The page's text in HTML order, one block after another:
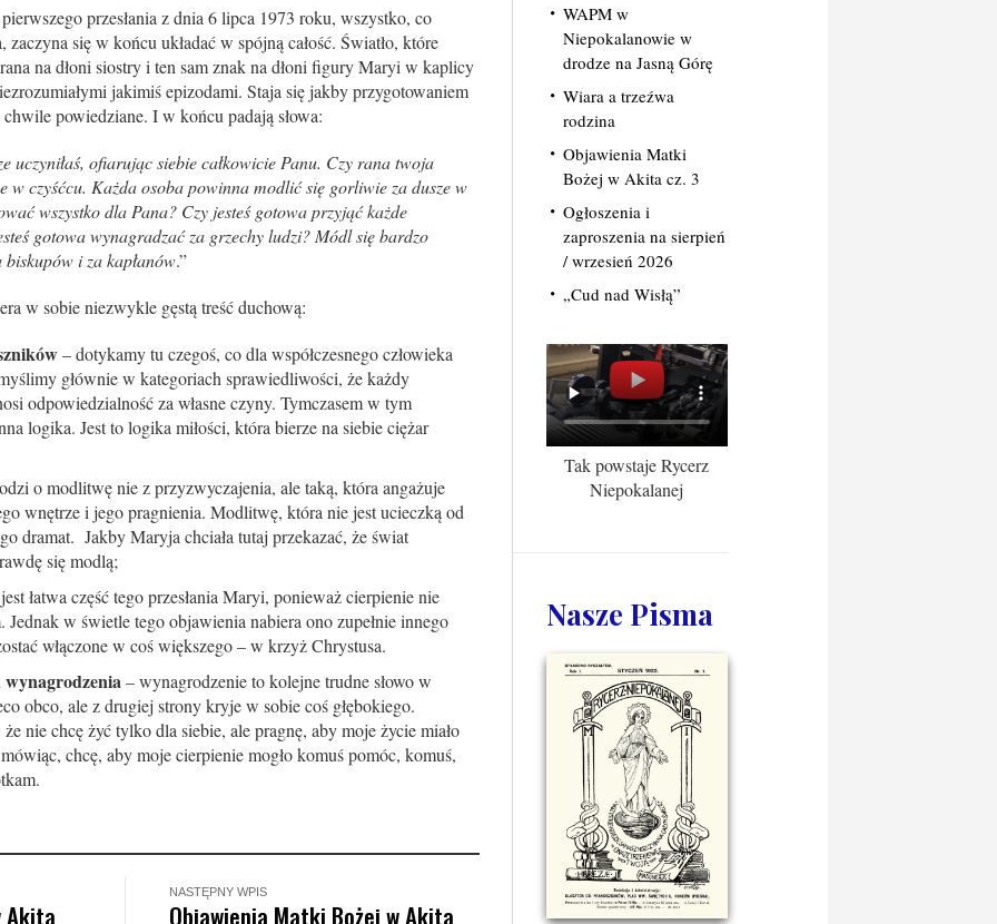
przesłania z dnia 6 lipca 1973 roku, wszystko, co
się w końcu układać w spójną całość. Światło, które
na dłoni siostry i ten sam znak na dłoni figury Maryi w kaplicy
jakimiś epizodami. Staja się jakby przygotowaniem
powiedziane. I w końcu padają słowa:
uczyniłaś, ofiarując siebie całkowicie Panu. Czy rana twoja
w czyśćcu. Każda osoba powinna modlić się gorliwie za dusze w
wszystko dla Pana? Czy jesteś gotowa przyjąć każde
gotowa wynagradzać za grzechy ludzi? Módl się bardzo
i za kapłanów.”
w sobie niezwykle gęstą treść duchową:
– dotykamy tu czegoś, co dla współczesnego człowieka
głównie w kategoriach sprawiedliwości, że każdy
odpowiedzialność za własne czyny. Tymczasem w tym
logika. Jest to logika miłości, która bierze na siebie ciężar
o modlitwę nie z przyzwyczajenia, ale taką, która angażuje
wnętrze i jego pragnienia. Modlitwę, która nie jest ucieczką od
dramat. Jakby Maryja chciała tutaj przekazać, że świat
się modlą;
łatwa część tego przesłania Maryi, ponieważ cierpienie nie
w świetle tego objawienia nabiera ono zupełnie innego
włączone w coś większego – w krzyż Chrystusa.
wynagrodzenia– wynagrodzenie to kolejne trudne słowo w
obco, ale z drugiej strony kryje w sobie coś głębokiego.
nie chcę żyć tylko dla siebie, ale pragnę, aby moje życie miało
chcę, aby moje cierpienie mogło komuś pomóc, komuś,
Akita
NASTĘPNY WPIS
Objawienia Matki Bożej w Akita
WAPM w
Niepokalanowie w
drodze na Jasną Górę
Wiara a trzeźwa
rodzina
Objawienia Matki
Bożej w Akita cz. 3
Ogłoszenia i
zaproszenia na sierpień
/ wrzesień 2026
„Cud nad Wisłą”
Tak powstaje Rycerz
Niepokalanej
Nasze Pisma